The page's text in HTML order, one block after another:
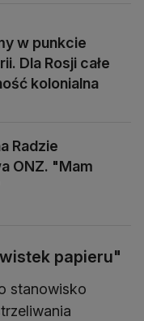
w punkcie
Dla Rosji całe
kolonialna
Radzie
ONZ. "Mam
papieru"
stanowisko